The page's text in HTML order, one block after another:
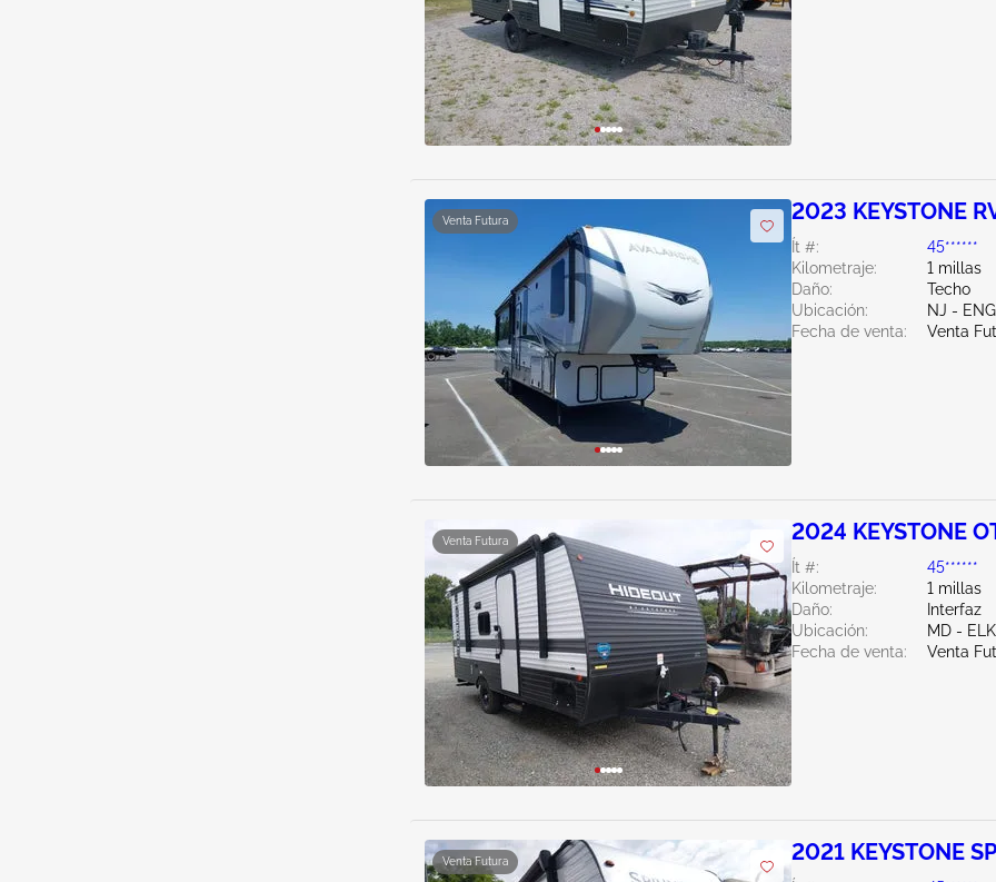
Venta Futura 2023 KEYSTONE
Ít #:
45******
Kilometraje:
1 millas
Daño:
Techo
Ubicación:
NJ -
Fecha de venta:
Venta
Venta Futura 2024 KEYSTONE
Ít #:
45******
Kilometraje:
1 millas
Daño:
Interfaz
Ubicación:
MD -
Fecha de venta:
Venta
Venta Futura 2021 KEYSTONE